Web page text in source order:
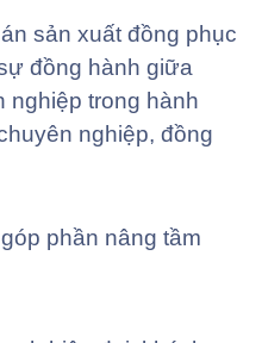
sản xuất đồng phục
đồng hành giữa
nghiệp trong hành
nghiệp, đồng
phần nâng tầm